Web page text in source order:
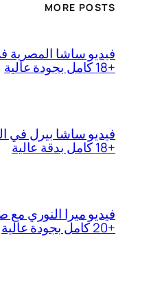
MORE POSTS
فيديو ساشا المصرية
+18 كامل بجودة عالية
فيديو ساشا بيرل في
+18 كامل بدقة عالية
فيديو ميرا النوري مع
+20 كامل بجودة عالية